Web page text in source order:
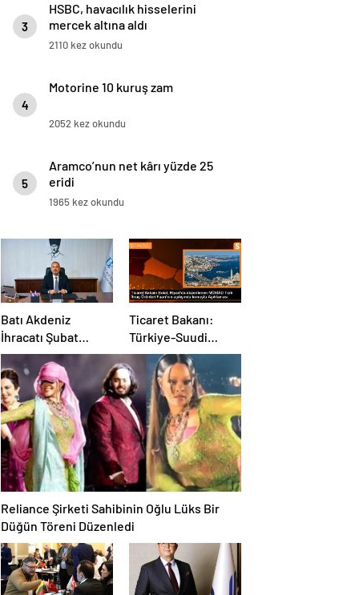
3
HSBC, havacılık hisselerini
mercek altına aldı
2110 kez okundu
4
Motorine 10 kuruş zam
2052 kez okundu
5
Aramco’nun net kârı yüzde 25
eridi
1965 kez okundu
Batı Akdeniz
İhracatı Şubat
Ayında Geriledi
Ticaret Bakanı:
Türkiye-Suudi
Arabistan ticaret
hacmi artacak
Reliance Şirketi Sahibinin Oğlu Lüks Bir
Düğün Töreni Düzenledi